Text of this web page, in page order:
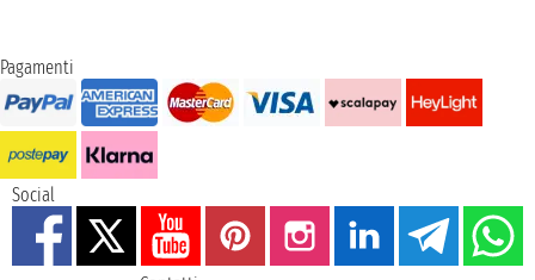
Pagamenti
Social